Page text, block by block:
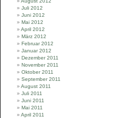
Juli 2012
Juni 2012
Mai 2012
April 2012
März 2012
Februar 2012
Januar 2012
Dezember 2011
November 2011
Oktober 2011
September 2011
August 2011
Juli 2011
Juni 2011
Mai 2011
April 2011